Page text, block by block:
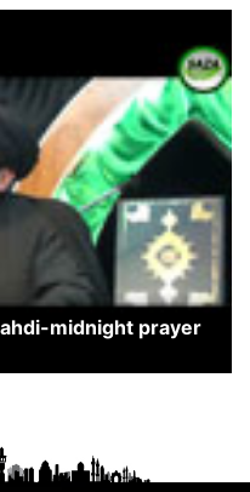
midnight prayer